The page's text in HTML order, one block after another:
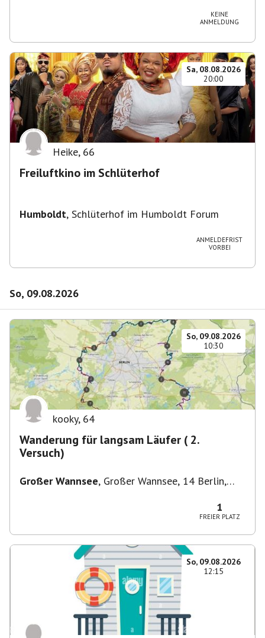
KEINE
ANMELDUNG
Sa, 08.08.2026
20:00
Heike, 66
Freiluftkino im Schlüterhof
Humboldt, Schlüterhof im Humboldt Forum
ANMELDEFRIST
VORBEI
So, 09.08.2026
So, 09.08.2026
10:30
kooky, 64
Wanderung für langsam Läufer ( 2.
Versuch)
Großer Wannsee, Großer Wannsee, 14 Berlin,
1
FREIER PLATZ
So, 09.08.2026
12:15